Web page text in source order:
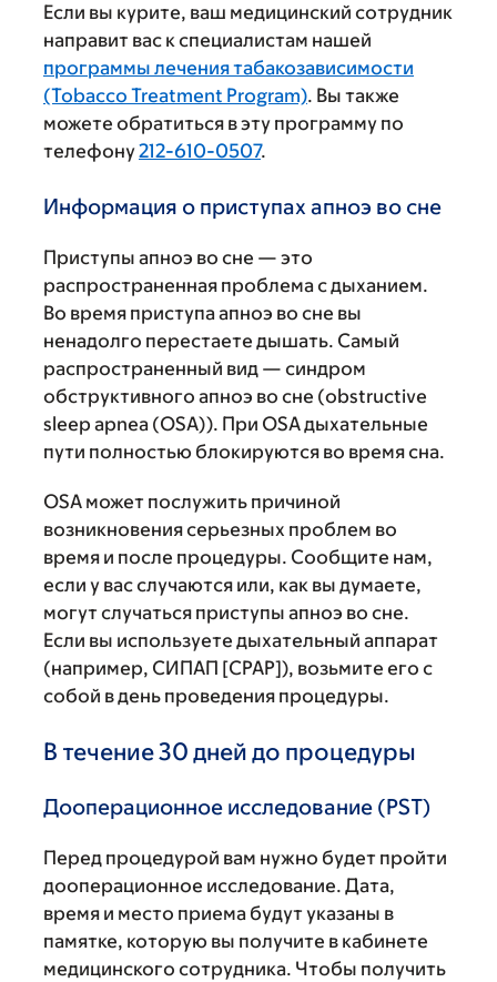
Если вы курите, ваш медицинский сотрудник
направит вас к специалистам нашей
программы лечения табакозависимости
(Tobacco Treatment Program). Вы также
можете обратиться в эту программу по
телефону212-610-0507.
Информация о приступах апноэ во сне
Приступы апноэ во сне — это
распространенная проблема с дыханием.
Во время приступа апноэ во сне вы
ненадолго перестаете дышать. Самый
распространенный вид — синдром
обструктивного апноэ во сне (obstructive
sleep apnea (OSA)). При OSA дыхательные
пути полностью блокируются во время сна.
OSA может послужить причиной
возникновения серьезных проблем во
время и после процедуры. Сообщите нам,
если у вас случаются или, как вы думаете,
могут случаться приступы апноэ во сне.
Если вы используете дыхательный аппарат
(например, СИПАП [CPAP]), возьмите его с
собой в день проведения процедуры.
В течение 30 дней до процедуры
Дооперационное исследование (PST)
Перед процедурой вам нужно будет пройти
дооперационное исследование. Дата,
время и место приема будут указаны в
памятке, которую вы получите в кабинете
медицинского сотрудника. Чтобы получить